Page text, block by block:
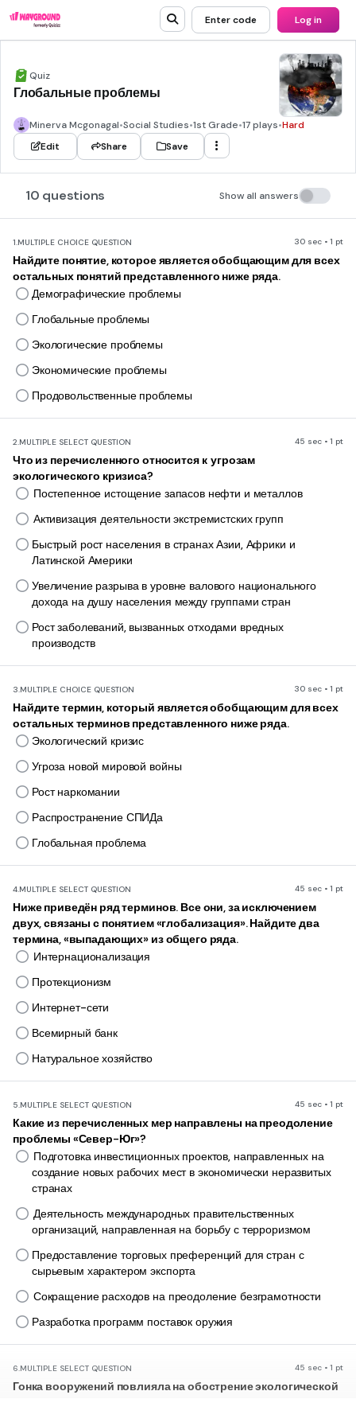
Enter code Log in
Quiz
Глобальные проблемы
Minerva Mcgonagal•Social Studies•1st Grade•17 plays•Hard
Edit
Share Save
10 questions Show all answers
1.MULTIPLE CHOICE QUESTION 30 sec • 1 pt
Найдите понятие, которое является обобщающим для всех
остальных понятий представленного ниже ряда.
Демографические проблемы
Глобальные проблемы
Экологические проблемы
Экономические проблемы
Продовольственные проблемы
2.MULTIPLE SELECT QUESTION 45 sec • 1 pt
Что из перечисленного относится к угрозам
экологического кризиса?
Постепенное истощение запасов нефти и металлов
Активизация деятельности экстремистских групп
Быстрый рост населения в странах Азии, Африки и
Латинской Америки
Увеличение разрыва в уровне валового национального
дохода на душу населения между группами стран
Рост заболеваний, вызванных отходами вредных
производств
3.MULTIPLE CHOICE QUESTION 30 sec • 1 pt
Найдите термин, который является обобщающим для всех
остальных терминов представленного ниже ряда.
Экологический кризис
Угроза новой мировой войны
Рост наркомании
Распространение СПИДа
Глобальная проблема
4.MULTIPLE SELECT QUESTION 45 sec • 1 pt
Ниже приведён ряд терминов. Все они, за исключением
двух, связаны с понятием «глобализация». Найдите два
термина, «выпадающих» из общего ряда.
Интернационализация
Протекционизм
Интернет-сети
Всемирный банк
Натуральное хозяйство
5.MULTIPLE SELECT QUESTION 45 sec • 1 pt
Какие из перечисленных мер направлены на преодоление
проблемы «Север-Юг»?
Подготовка инвестиционных проектов, направленных на
создание новых рабочих мест в экономически неразвитых
странах
Деятельность международных правительственных
организаций, направленная на борьбу с терроризмом
Предоставление торговых преференций для стран с
сырьевым характером экспорта
Сокращение расходов на преодоление безграмотности
Разработка программ поставок оружия
6.MULTIPLE SELECT QUESTION 45 sec • 1 pt
Гонка вооружений повлияла на обострение экологической